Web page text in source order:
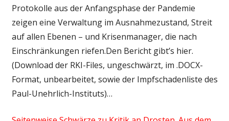
Protokolle aus der Anfangsphase der Pandemie
zeigen eine Verwaltung im Ausnahmezustand, Streit
auf allen Ebenen – und Krisenmanager, die nach
Einschränkungen riefen.Den Bericht gibt’s hier.
(Download der RKI-Files, ungeschwärzt, im .DOCX-
Format, unbearbeitet, sowie der Impfschadenliste des
Paul-Unehrlich-Instituts)…